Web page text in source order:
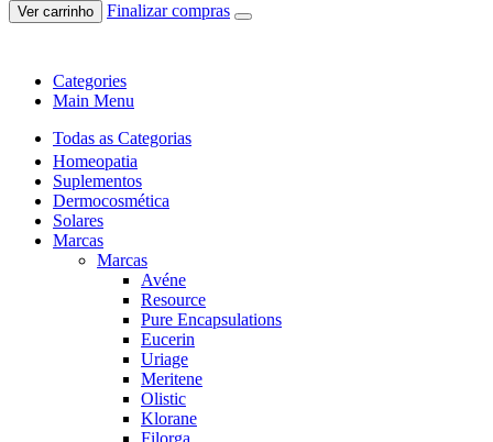
Ver carrinho Finalizar compras
Categories
Main Menu
Todas as Categorias
Homeopatia
Suplementos
Dermocosmética
Solares
Marcas
Marcas
Avéne
Resource
Pure Encapsulations
Eucerin
Uriage
Meritene
Olistic
Klorane
Filorga